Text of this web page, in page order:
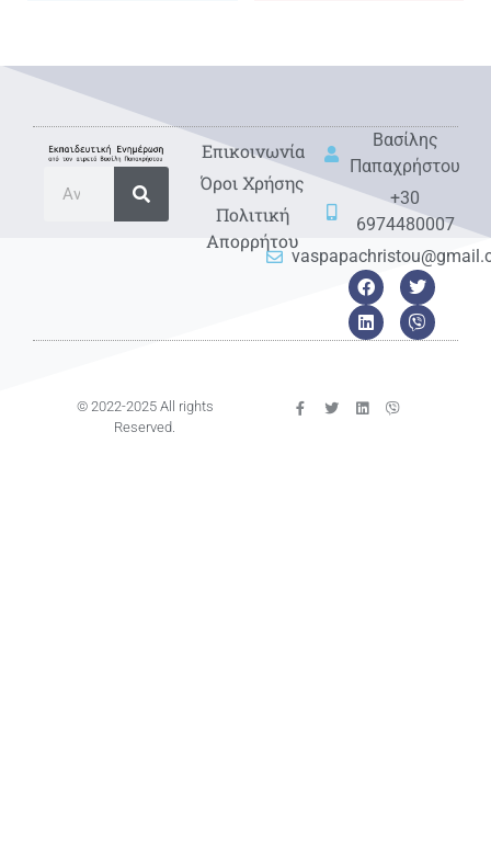
Eπικοινωνία
Όροι Χρήσης
Πολιτική
Απορρήτου
Βασίλης
Παπαχρήστου
+30
6974480007
© 2022-2025 All rights
Reserved.